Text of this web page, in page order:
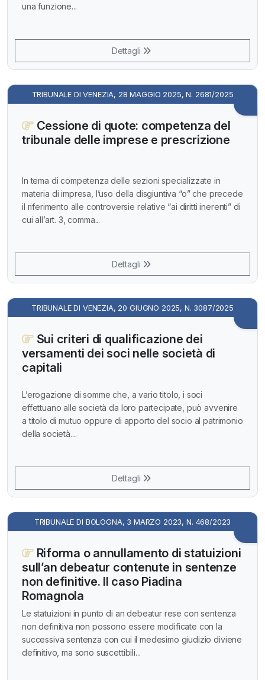
una funzione...
Dettagli
TRIBUNALE DI VENEZIA, 28 MAGGIO 2025, N. 2681/2025
Cessione di quote: competenza del
tribunale delle imprese e prescrizione
In tema di competenza delle sezioni specializzate in
materia di impresa, l’uso della disgiuntiva “o” che precede
il riferimento alle controversie relative “ai diritti inerenti” di
cui all’art. 3, comma...
Dettagli
TRIBUNALE DI VENEZIA, 20 GIUGNO 2025, N. 3087/2025
Sui criteri di qualificazione dei
versamenti dei soci nelle società di
capitali
L’erogazione di somme che, a vario titolo, i soci
effettuano alle società da loro partecipate, può avvenire
a titolo di mutuo oppure di apporto del socio al patrimonio
della società....
Dettagli
TRIBUNALE DI BOLOGNA, 3 MARZO 2023, N. 468/2023
Riforma o annullamento di statuizioni
sull’an debeatur contenute in sentenze
non definitive. Il caso Piadina
Romagnola
Le statuizioni in punto di an debeatur rese con sentenza
non definitiva non possono essere modificate con la
successiva sentenza con cui il medesimo giudizio diviene
definitivo, ma sono suscettibili...